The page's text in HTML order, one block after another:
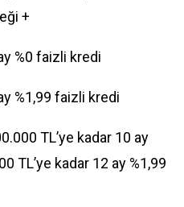
+
%0 faizli kredi
%1,99 faizli kredi
TL’ye kadar 10 ay
TL’ye kadar 12 ay %1,99